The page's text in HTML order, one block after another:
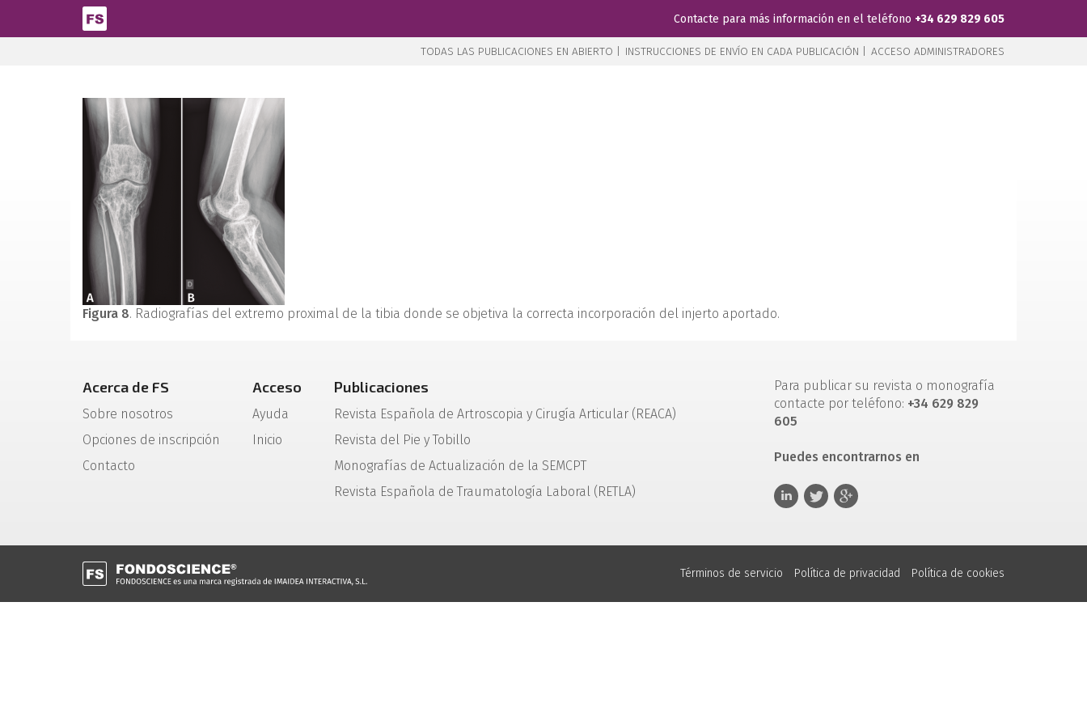
Pasar al contenido principal
Contacte para más información en el teléfono +34 629 829 605
TODAS LAS PUBLICACIONES EN ABIERTO | INSTRUCCIONES DE ENVÍO EN CADA PUBLICACIÓN | ACCESO ADMINISTRADORES
Figura 8. Radiografías del extremo proximal de la tibia donde se objetiva la correcta incorporación del injerto aportado.
Acerca de FS
Sobre nosotros
Opciones de inscripción
Contacto
Acceso
Ayuda
Inicio
Publicaciones
Revista Española de Artroscopia y Cirugía Articular (REACA)
Revista del Pie y Tobillo
Monografías de Actualización de la SEMCPT
Revista Española de Traumatología Laboral (RETLA)
Para publicar su revista o monografía
contacte por teléfono: +34 629 829
605
Puedes encontrarnos en
Términos de servicio Política de privacidad Política de cookies